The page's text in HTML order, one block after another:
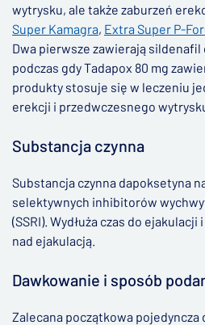
wytrysku, ale także zaburzeń
Super Kamagra, Extra Super P-
Dwa pierwsze zawierają sildenafil
podczas gdy Tadapox 80 mg
produkty stosuje się w leczeniu
erekcji i przedwczesnego
Substancja czynna
Substancja czynna dapoksetyna
selektywnych inhibitorów
(SSRI). Wydłuża czas do
nad ejakulacją.
Dawkowanie i sposób
Zalecana początkowa pojedyncza